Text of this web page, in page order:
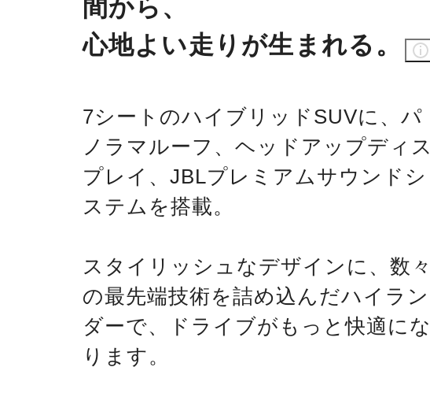
間から、
心地よい走りが生まれる。
7シートのハイブリッドSUVに、パ
ノラマルーフ、ヘッドアップディス
プレイ、JBLプレミアムサウンドシ
ステムを搭載。
スタイリッシュなデザインに、数々
の最先端技術を詰め込んだハイラン
ダーで、ドライブがもっと快適にな
ります。